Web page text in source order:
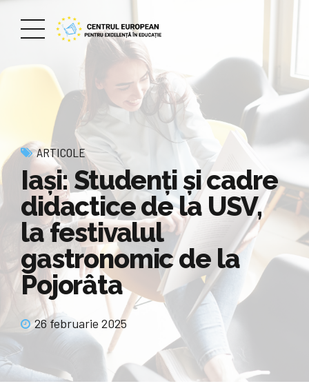
ARTICOLE
Iași: Studenți și cadre
didactice de la USV,
la festivalul
gastronomic de la
Pojorâta
26 februarie 2025